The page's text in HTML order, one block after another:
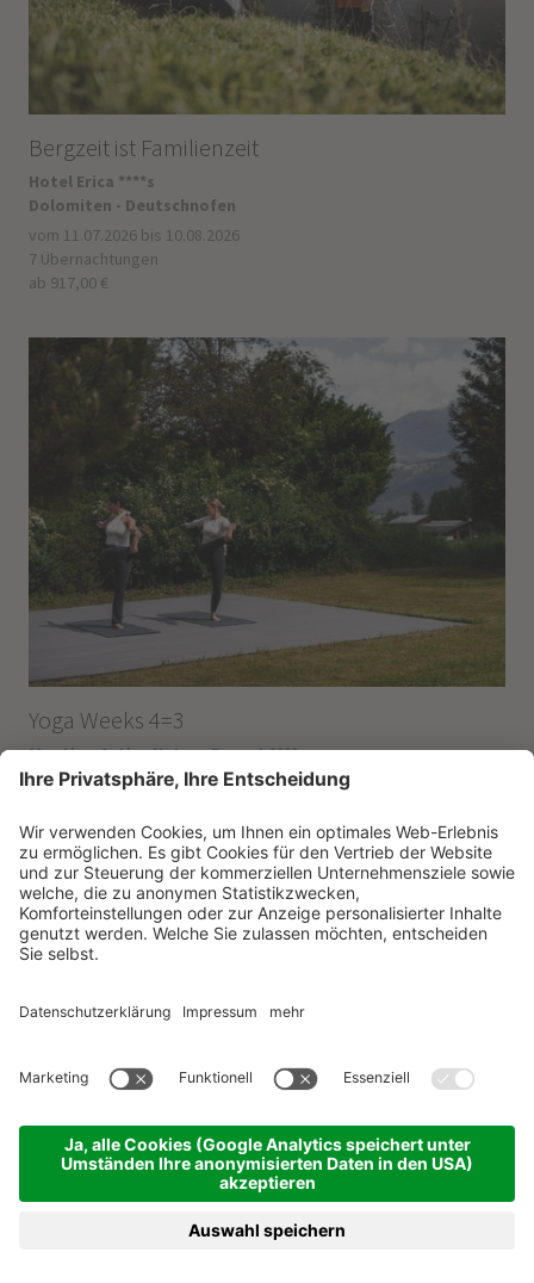
Bergzeit ist Familienzeit
Hotel Erica ****s
Dolomiten - Deutschnofen
vom 11.07.2026 bis 10.08.2026
7 Übernachtungen
ab 917,00 €
Yoga Weeks 4=3
Montis – Active Nature Resort ****
Dolomiten - Reischach bei Bruneck/Kronplatz
4 Übernachtungen
ab 378,00 €